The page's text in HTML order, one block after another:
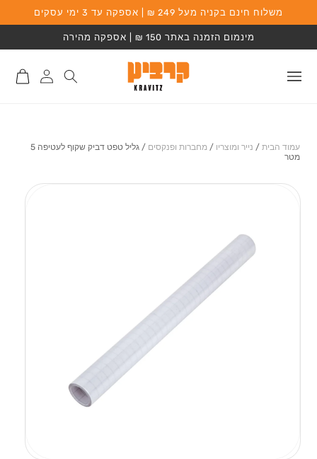
המשך לתוכן
משלוח חינם בקניה מעל 249 ₪ | אספקה עד 3 ימי עסקים
מינמום הזמנה באתר 150 ₪ | אספקה מהירה
התחברות
לאתר
סל
קניות
עמוד הבית / נייר ומוצריו / מחברות ופנקסים /
גליל טפט דביק שקוף לעטיפה 5
מטר
מעבר למידע על